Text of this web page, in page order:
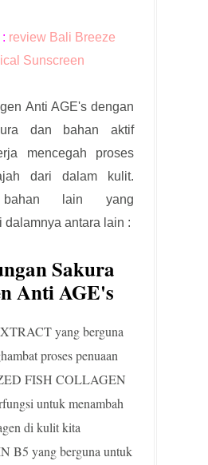
review Bali Breeze
Sunscreen
Anti AGE's dengan
dan bahan aktif
mencegah proses
dari dalam kulit.
bahan lain yang
dalamnya antara lain :
Sakura
Anti AGE's
yang berguna
proses penuaan
FISH COLLAGEN
untuk menambah
di kulit kita
B5 yang berguna untuk